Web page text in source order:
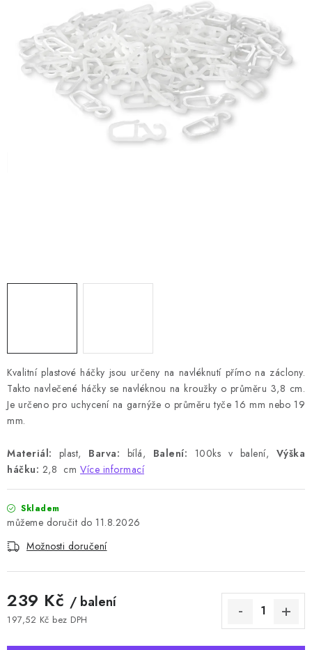
Doprava a platba Hodnocení obchodu
Kontakty
Moje objednávka
FAQ
Kvalitní plastové háčky jsou určeny na navléknutí přímo na záclony.
Takto navlečené háčky se navléknou na kroužky o průměru 3,8 cm.
Je určeno pro uchycení na garnýže o průměru tyče 16 mm nebo 19
mm.
Materiál: plast, Barva: bílá, Balení: 100ks v balení, Výška
háčku: 2,8 cm Více informací
Skladem
11.8.2026
Možnosti doručení
239 Kč / balení
197,52 Kč bez DPH